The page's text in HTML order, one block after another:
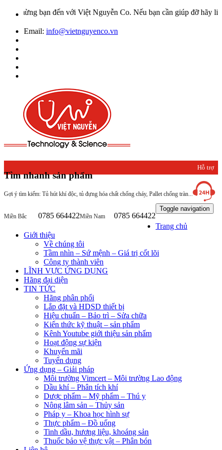
bạn đến với Việt Nguyễn Co. Nếu bạn cần giúp đỡ hãy liên hệ
Email: info@vietnguyenco.vn
Tìm nhanh sản phẩm
Gợi ý tìm kiếm: Tủ hút khí độc, tủ đựng hóa chất chống cháy, Pallet chống tràn...
Hỗ trợ
khách
hàng
Miền Bắc 0785 664422Miền Nam 0785 664422
Toggle navigation
Trang chủ
Giới thiệu
Về chúng tôi
Tầm nhìn – Sứ mệnh – Giá trị cốt lõi
Công ty thành viên
LĨNH VỰC ỨNG DỤNG
Hãng đại diện
TIN TỨC
Hãng phân phối
Lắp đặt và HDSD thiết bị
Hiệu chuẩn – Bảo trì – Sửa chữa
Kiến thức kỹ thuật – sản phẩm
Kênh Youtube giới thiệu sản phẩm
Hoạt động sự kiện
Khuyến mãi
Tuyển dụng
Ứng dụng – Giải pháp
Môi trường Vimcert – Môi trường Lao động
Dầu khí – Phân tích khí
Dược phẩm – Mỹ phẩm – Thú y
Nông lâm sản – Thủy sản
Pháp y – Khoa học hình sự
Thực phẩm – Đồ uống
Tinh dầu, hương liệu, khoáng sản
Thuốc bảo vệ thực vật – Phân bón